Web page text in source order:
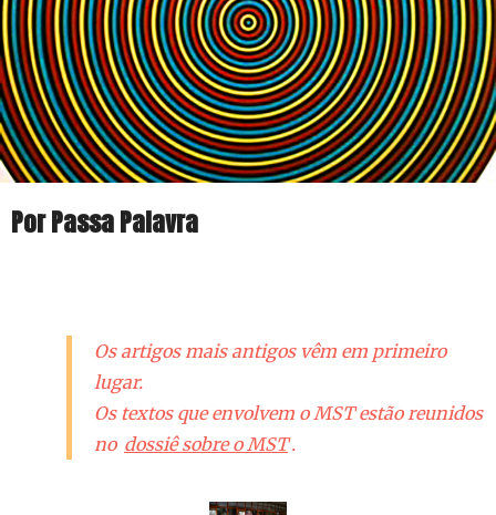
Por Passa Palavra
Os artigos mais antigos vêm em primeiro
lugar.
Os textos que envolvem o MST estão reunidos
no dossiê sobre o MST .